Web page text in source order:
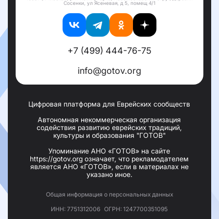
Сосенки, ул Ясеневая, д 5, помещ 4/1
+7 (499) 444-76-75
info@gotov.org
Цифровая платформа для Еврейских сообществ
Автономная некоммерческая организация
содействия развитию еврейских традиций,
культуры и образования "ГОТОВ"
Упоминание АНО «ГОТОВ» на сайте
https://gotov.org означает, что рекламодателем
является АНО «ГОТОВ», если в материалах не
указано иное.
Общая информация о персональных данных
ИНН: 7751312006 ОГРН: 1247700351095